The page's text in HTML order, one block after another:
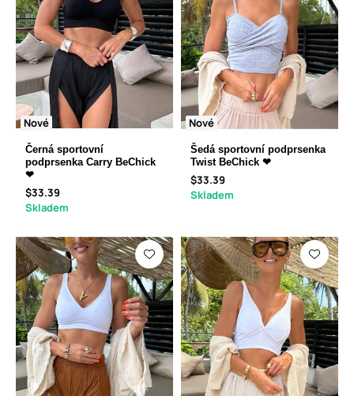
Nové
Černá sportovní
podprsenka Carry BeChick
❤
$33.39
Skladem
Nové
Šedá sportovní podprsenka
Twist BeChick ❤
$33.39
Skladem